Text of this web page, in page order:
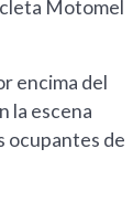
Motomel
encima del
la escena
ocupantes de